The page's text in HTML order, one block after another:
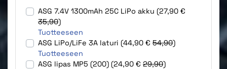
ASG 7.4V 1300mAh 25C LiPo akku (27,90 €
35,90)
Tuotteeseen
ASG LiPo/LiFe 3A laturi (44,90 € 54,90)
Tuotteeseen
ASG lipas MP5 (200) (24,90 € 29,90)